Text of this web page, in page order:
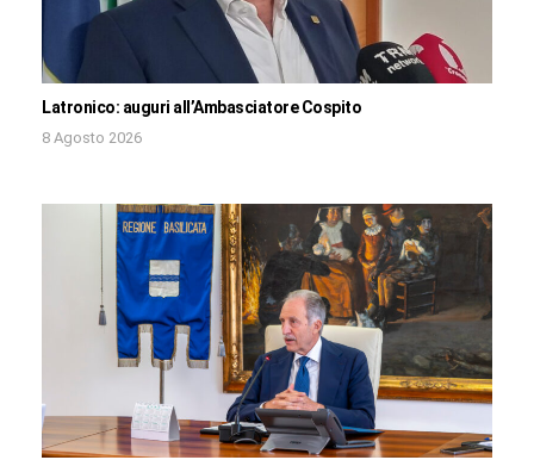
Latronico: auguri all’Ambasciatore Cospito
8 Agosto 2026